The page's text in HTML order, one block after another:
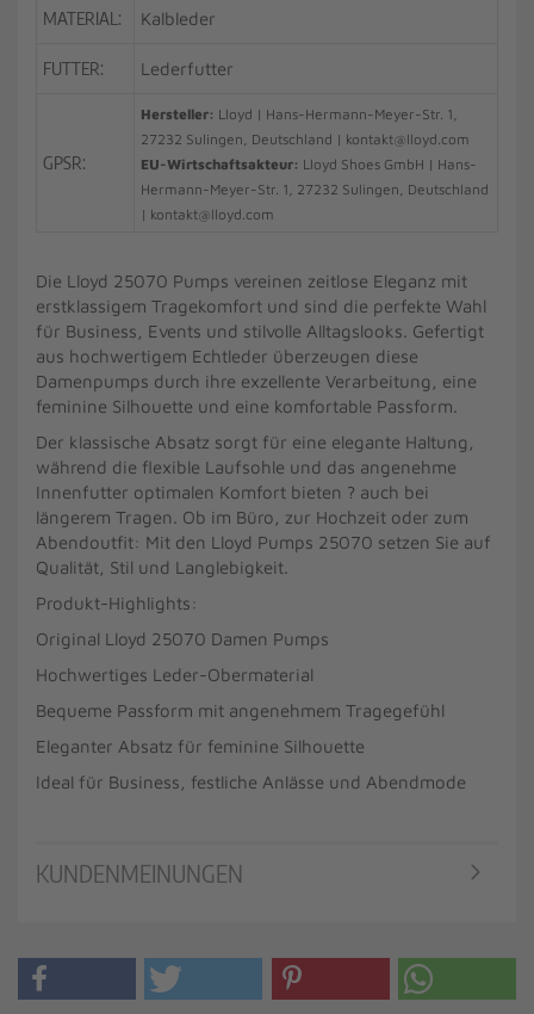
MATERIAL: Kalbleder
FUTTER: Lederfutter
GPSR:
Hersteller: Lloyd | Hans-Hermann-Meyer-Str. 1,
27232 Sulingen, Deutschland | kontakt@lloyd.com
EU-Wirtschaftsakteur: Lloyd Shoes GmbH | Hans-
Hermann-Meyer-Str. 1, 27232 Sulingen, Deutschland
| kontakt@lloyd.com
Die Lloyd 25070 Pumps vereinen zeitlose Eleganz mit
erstklassigem Tragekomfort und sind die perfekte Wahl
für Business, Events und stilvolle Alltagslooks. Gefertigt
aus hochwertigem Echtleder überzeugen diese
Damenpumps durch ihre exzellente Verarbeitung, eine
feminine Silhouette und eine komfortable Passform.
Der klassische Absatz sorgt für eine elegante Haltung,
während die flexible Laufsohle und das angenehme
Innenfutter optimalen Komfort bieten ? auch bei
längerem Tragen. Ob im Büro, zur Hochzeit oder zum
Abendoutfit: Mit den Lloyd Pumps 25070 setzen Sie auf
Qualität, Stil und Langlebigkeit.
Produkt-Highlights:
Original Lloyd 25070 Damen Pumps
Hochwertiges Leder-Obermaterial
Bequeme Passform mit angenehmem Tragegefühl
Eleganter Absatz für feminine Silhouette
Ideal für Business, festliche Anlässe und Abendmode
KUNDENMEINUNGEN